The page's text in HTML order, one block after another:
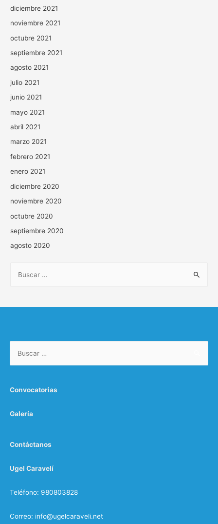
diciembre 2021
noviembre 2021
octubre 2021
septiembre 2021
agosto 2021
julio 2021
junio 2021
mayo 2021
abril 2021
marzo 2021
febrero 2021
enero 2021
diciembre 2020
noviembre 2020
octubre 2020
septiembre 2020
agosto 2020
Convocatorias
Galería
Contáctanos
Ugel Caravelí
Teléfono: 980803828
Correo: info@ugelcaraveli.net